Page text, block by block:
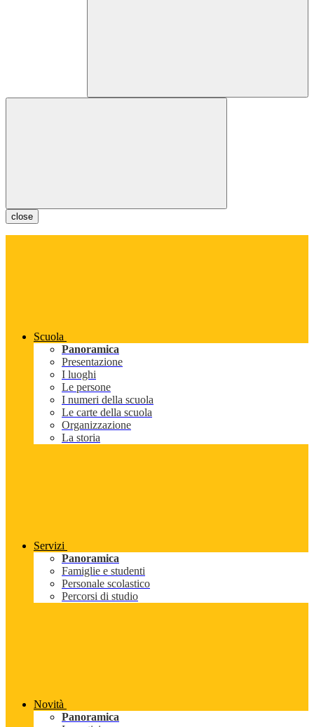
close
Scuola
Panoramica
Presentazione
I luoghi
Le persone
I numeri della scuola
Le carte della scuola
Organizzazione
La storia
Servizi
Panoramica
Famiglie e studenti
Personale scolastico
Percorsi di studio
Novità
Panoramica